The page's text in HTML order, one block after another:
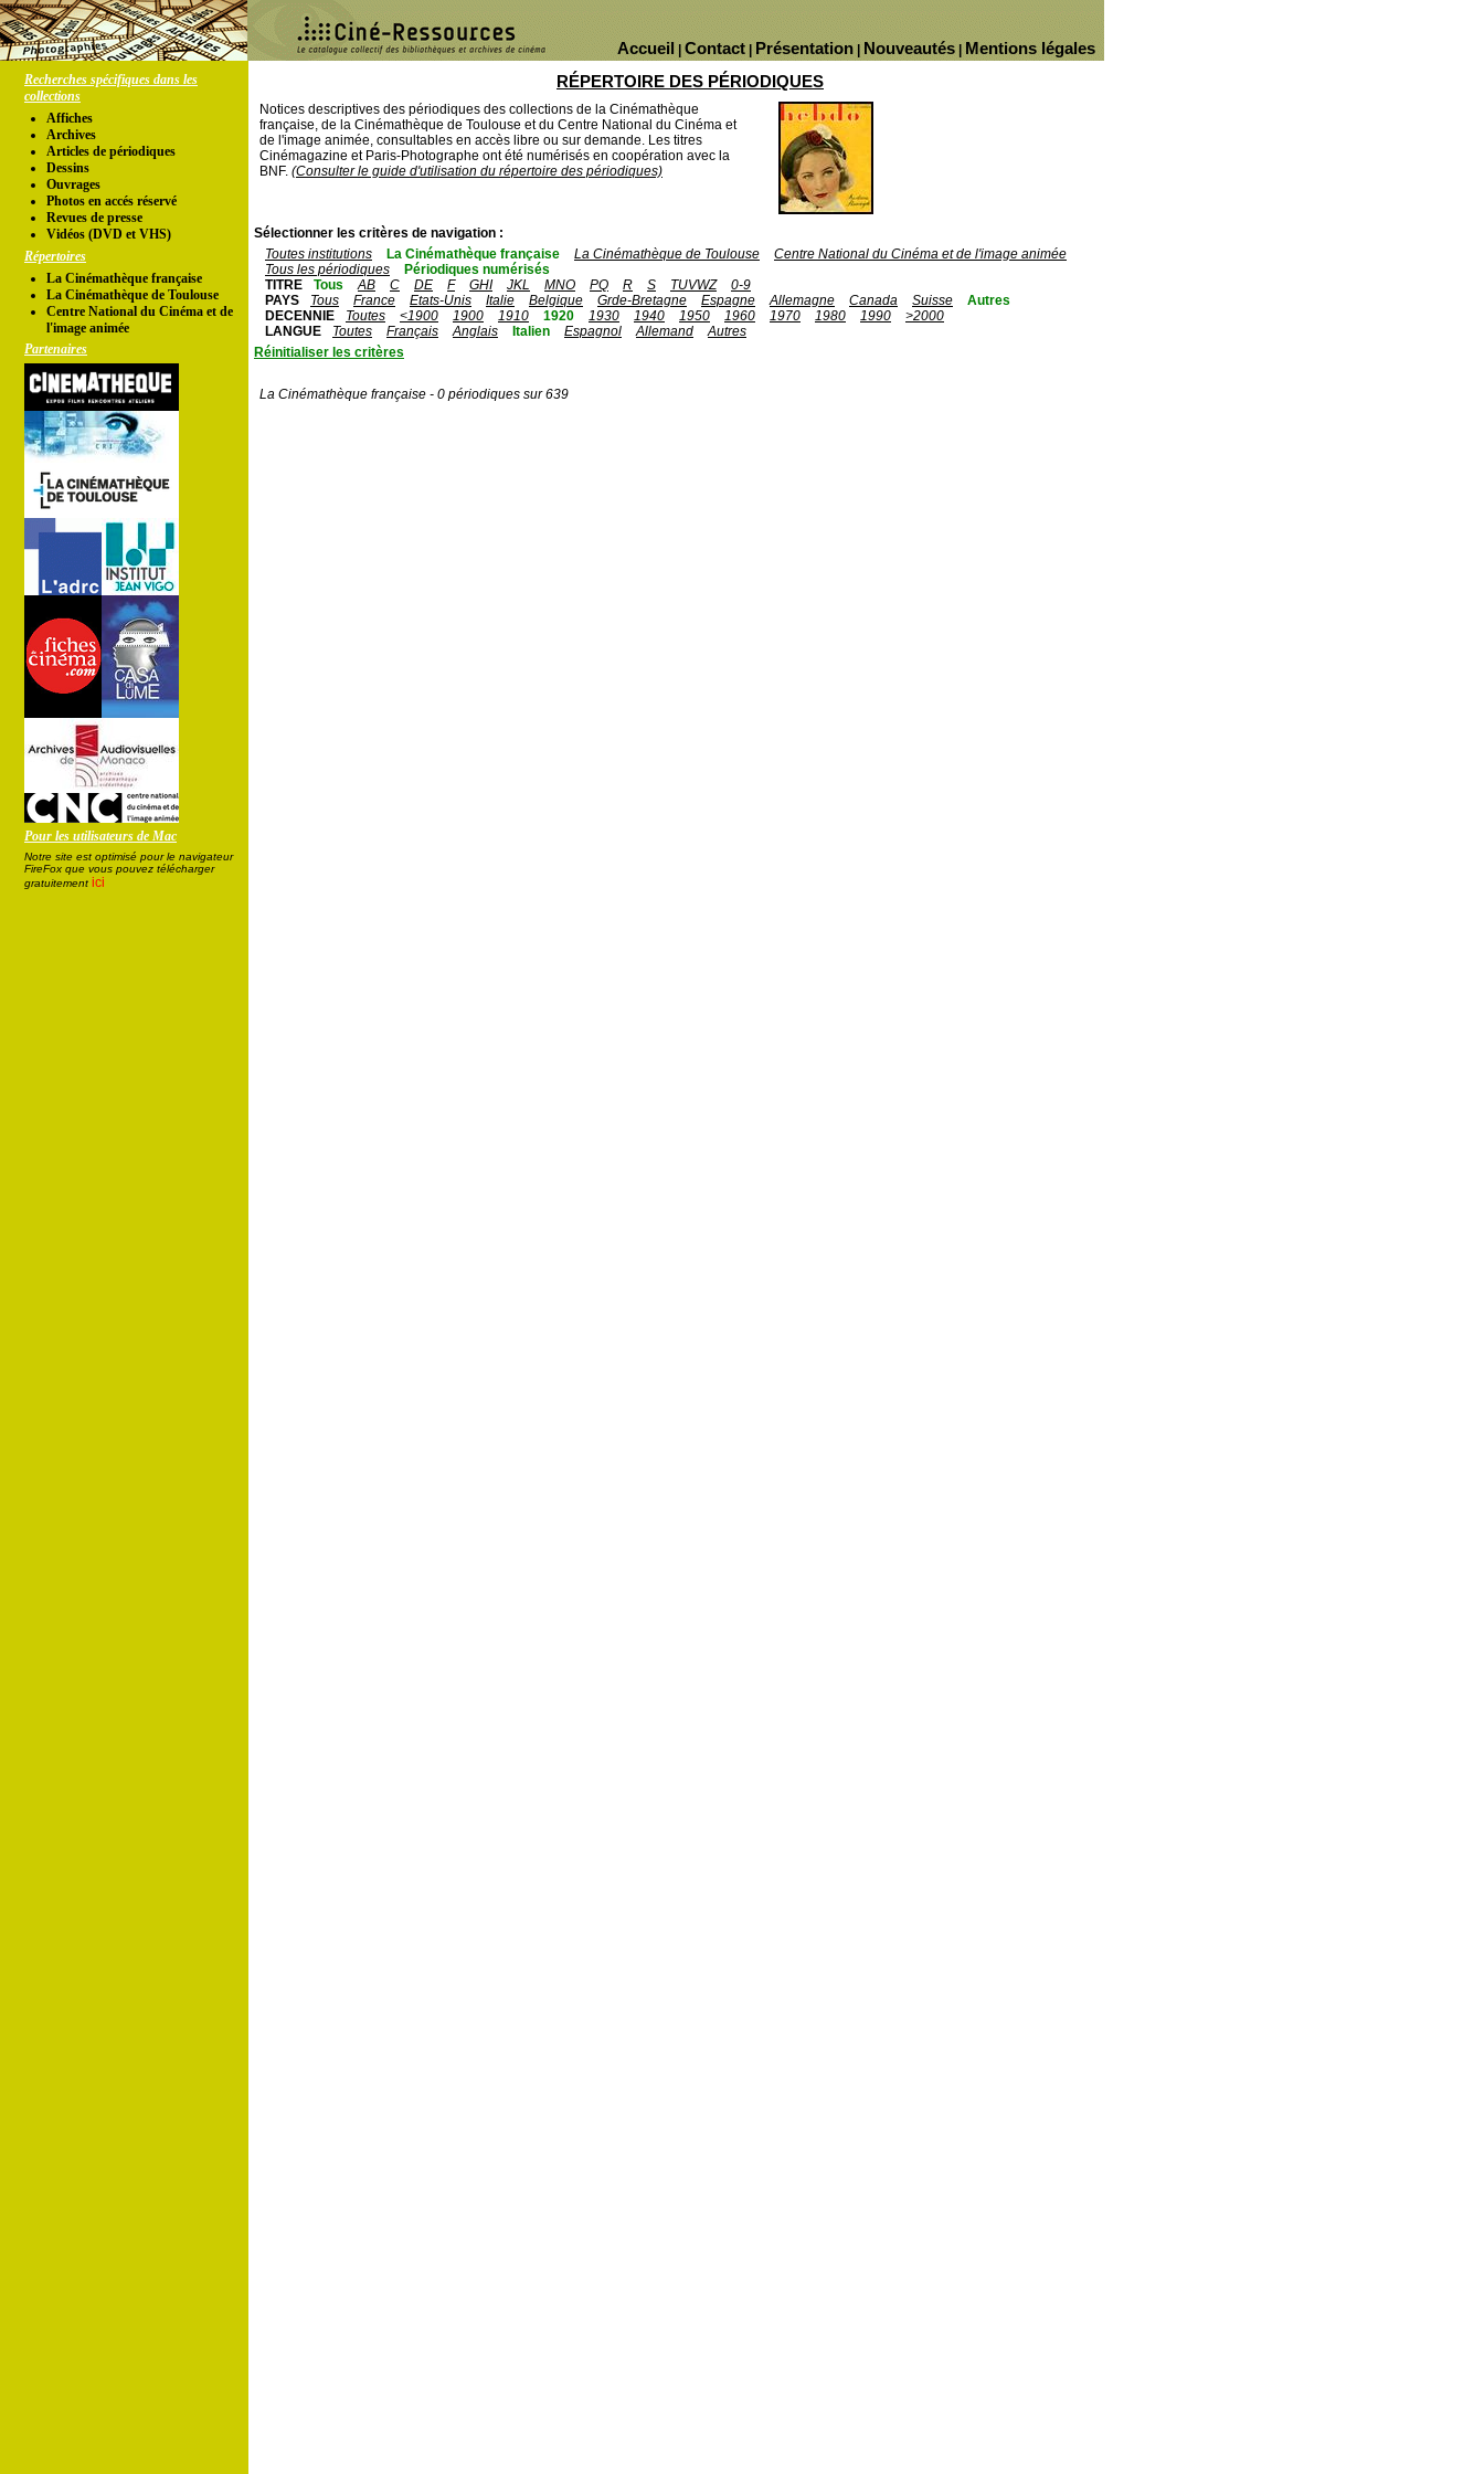
Mentions légales
Nouveautés
Présentation
Contact
Accueil
Recherches spécifiques dans les
collections
Affiches
Archives
Articles de périodiques
Dessins
Ouvrages
Photos en accés réservé
Revues de presse
Vidéos (DVD et VHS)
Répertoires
La Cinémathèque française
La Cinémathèque de Toulouse
Centre National du Cinéma et de
l'image animée
Partenaires
Pour les utilisateurs de Mac
Notre site est optimisé pour le navigateur
FireFox que vous pouvez télécharger
gratuitement ici
RÉPERTOIRE DES PÉRIODIQUES
Notices descriptives des périodiques des collections de la Cinémathèque
française, de la Cinémathèque de Toulouse et du Centre National du Cinéma et
de l'image animée, consultables en accès libre ou sur demande. Les titres
Cinémagazine et Paris-Photographe ont été numérisés en coopération avec la
BNF. (Consulter le guide d'utilisation du répertoire des périodiques)
Sélectionner les critères de navigation :
Toutes institutions
La Cinémathèque française La Cinémathèque de Toulouse
Centre National du Cinéma et de l'image animée
Tous les périodiques
Périodiques numérisés
TITRE
Tous AB C DE F GHI JKL MNO PQ R S TUVWZ
0-9
PAYS
Tous France Etats-Unis Italie Belgique Grde-Bretagne Espagne Allemagne Canada Suisse
Autres
DECENNIE
Toutes <1900 1900 1910 1920 1930 1940 1950 1960 1970 1980 1990
>2000
LANGUE
Toutes Français Anglais Italien Espagnol Allemand
Autres
Réinitialiser les critères
La Cinémathèque française - 0 périodiques sur 639